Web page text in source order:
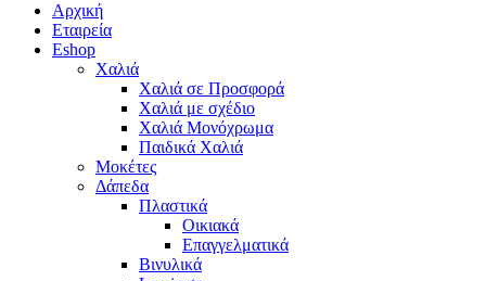
Αρχική
Εταιρεία
Eshop
Χαλιά
Χαλιά σε Προσφορά
Χαλιά με σχέδιο
Χαλιά Μονόχρωμα
Παιδικά Χαλιά
Μοκέτες
Δάπεδα
Πλαστικά
Οικιακά
Επαγγελματικά
Βινυλικά